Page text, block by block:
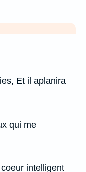
Et il aplanira
qui me
intelligent